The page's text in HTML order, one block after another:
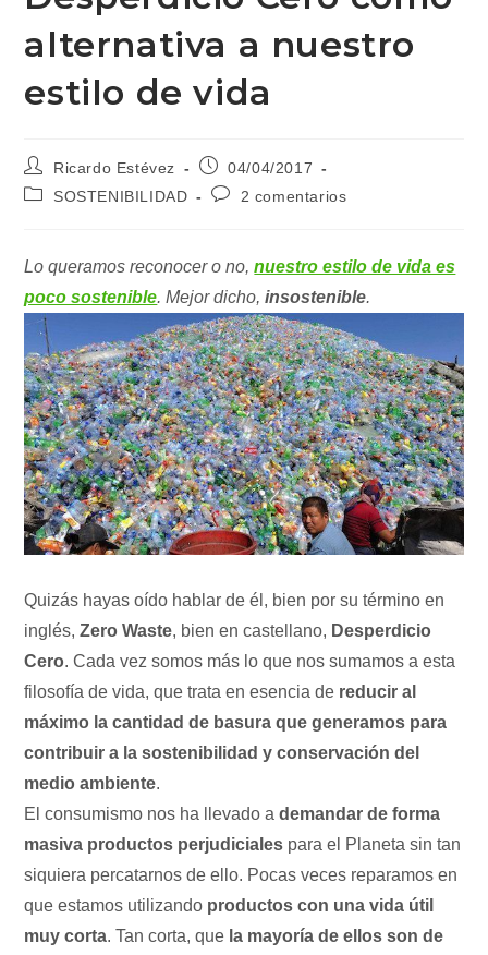
alternativa a nuestro
estilo de vida
Autor
de
la
Ricardo Estévez
Publicación
de
04/04/2017
Categoría
SOSTENIBILIDAD
Comentarios
2 comentarios
Lo queramos reconocer o no,nuestro estilo de vida es
poco sostenible. Mejor dicho,insostenible.
Quizás hayas oído hablar de él, bien por su término en
inglés,Zero Waste, bien en castellano, Desperdicio
Cero. Cada vez somos más lo que nos sumamos a esta
filosofía de vida, que trata en esencia de reducir al
máximo la cantidad de basura que generamos para
contribuir a la sostenibilidad y conservación del
medio ambiente.
El consumismo nos ha llevado ademandar de forma
masiva productos perjudiciales para el Planeta sin tan
siquiera percatarnos de ello. Pocas veces reparamos en
que estamos utilizando productos con una vida útil
muy corta. Tan corta, que la mayoría de ellos son de